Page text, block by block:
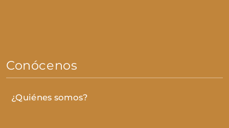
Conócenos
¿Quiénes somos?